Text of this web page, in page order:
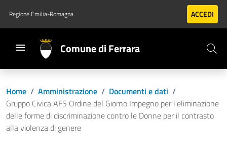
Vai al contenuto principale
Vai al footer
Regione Emilia-Romagna ACCEDI
Comune di Ferrara
Home / Amministrazione / Documenti e dati /
Gruppo Civica AFS Ordine del Giorno Impegno per l'eliminazione
delle forme di discriminazione contro le Donne per il contrasto
alla violenza di genere